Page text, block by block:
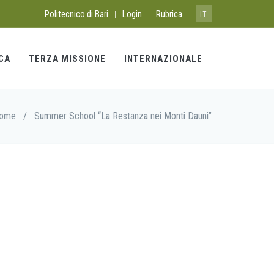
Politecnico di Bari | Login | Rubrica IT
TERZA MISSIONE INTERNAZIONALE
/ Summer School “La Restanza nei Monti Dauni”